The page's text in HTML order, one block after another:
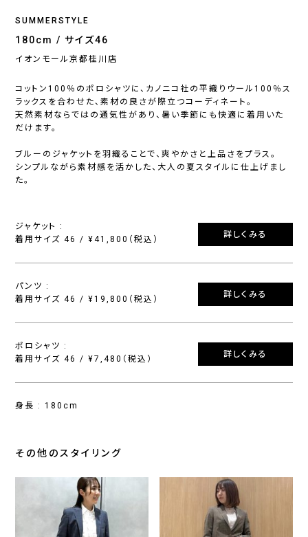
SUMMERSTYLE
180cm / サイズ46
イオンモール京都桂川店
コットン100％のポロシャツに、カノニコ社の平織りウール100％ス
ラックスを合わせた、素材の良さが際立つコーディネート。
天然素材ならではの通気性があり、暑い季節にも快適に着用いた
だけます。
ブルーのジャケットを羽織ることで、爽やかさと上品さをプラス。
シンプルながら素材感を活かした、大人の夏スタイルに仕上げまし
た。
ジャケット :
着用サイズ 46 / ¥41,800（税込）
詳しくみる
パンツ :
着用サイズ 46 / ¥19,800（税込）
詳しくみる
ポロシャツ :
着用サイズ 46 / ¥7,480（税込）
詳しくみる
身長 : 180cm
その他のスタイリング